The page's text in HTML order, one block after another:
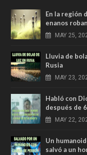
En la región
enanos
MAY 25,
Lluvia de
Rusia
MAY 23,
Habló con
después de
MAY 22,
Un
salvó a un